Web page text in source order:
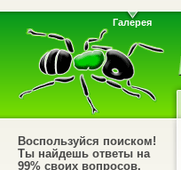
Галерея
Воспользуйся поиском!
Ты найдешь ответы на
99% своих вопросов.